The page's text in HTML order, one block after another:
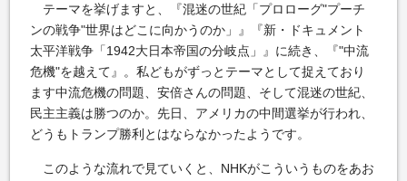
テーマを挙げますと、『混迷の世紀「プロローグ"プーチ
ンの戦争"世界はどこに向かうのか」』『新・ドキュメント
太平洋戦争「1942大日本帝国の分岐点」』に続き、『"中流
危機"を越えて』。私どもがずっとテーマとして捉えており
ます中流危機の問題、安倍さんの問題、そして混迷の世紀、
民主主義は勝つのか。先日、アメリカの中間選挙が行われ、
どうもトランプ勝利とはならなかったようです。
このような流れで見ていくと、NHKがこういうものをあお